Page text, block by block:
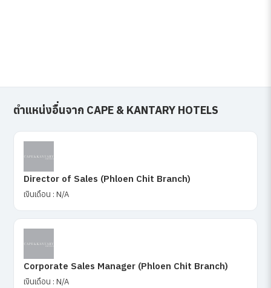
ตำแหน่งอื่นจาก CAPE & KANTARY HOTELS
Director of Sales (Phloen Chit Branch)
เงินเดือน : N/A
Corporate Sales Manager (Phloen Chit Branch)
เงินเดือน : N/A